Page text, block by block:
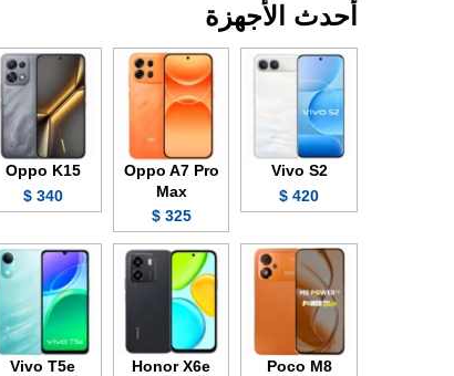
أحدث الأجهزة
Vivo S2
420 $
Oppo A7 Pro
Max
325 $
Oppo K15
340 $
Poco M8
Honor X6e
Vivo T5e